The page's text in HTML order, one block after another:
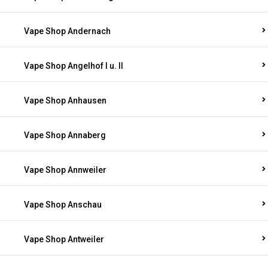
Vape Shop Andernach
Vape Shop Angelhof I u. II
Vape Shop Anhausen
Vape Shop Annaberg
Vape Shop Annweiler
Vape Shop Anschau
Vape Shop Antweiler